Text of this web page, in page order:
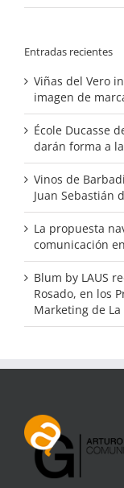
Entradas recientes
Viñas del Vero
imagen de
École Ducasse
darán forma a
Vinos de
Juan Sebastián
La propuesta
comunicación
Blum by LAUS
Rosado, en los
Marketing de La